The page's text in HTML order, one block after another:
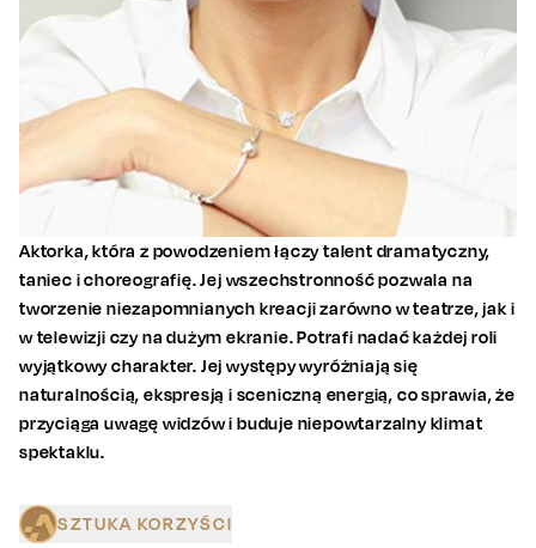
Aktorka, która z powodzeniem łączy talent dramatyczny,
taniec i choreografię. Jej wszechstronność pozwala na
tworzenie niezapomnianych kreacji zarówno w teatrze, jak i
w telewizji czy na dużym ekranie. Potrafi nadać każdej roli
wyjątkowy charakter. Jej występy wyróżniają się
naturalnością, ekspresją i sceniczną energią, co sprawia, że
przyciąga uwagę widzów i buduje niepowtarzalny klimat
spektaklu.
SZTUKA KORZYŚCI